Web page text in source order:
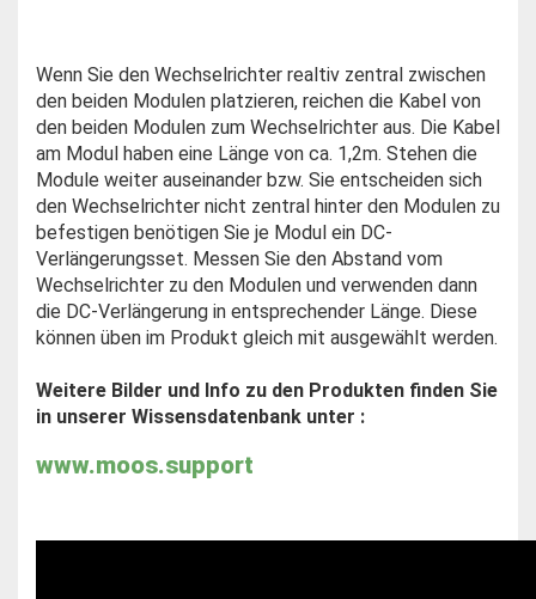
Wenn Sie den Wechselrichter realtiv zentral zwischen
den beiden Modulen platzieren, reichen die Kabel von
den beiden Modulen zum Wechselrichter aus. Die Kabel
am Modul haben eine Länge von ca. 1,2m. Stehen die
Module weiter auseinander bzw. Sie entscheiden sich
den Wechselrichter nicht zentral hinter den Modulen zu
befestigen benötigen Sie je Modul ein DC-
Verlängerungsset. Messen Sie den Abstand vom
Wechselrichter zu den Modulen und verwenden dann
die DC-Verlängerung in entsprechender Länge. Diese
können üben im Produkt gleich mit ausgewählt werden.
Weitere Bilder und Info zu den Produkten finden Sie
in unserer Wissensdatenbank unter :
www.moos.support